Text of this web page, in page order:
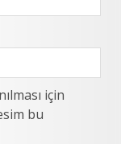
için
bu